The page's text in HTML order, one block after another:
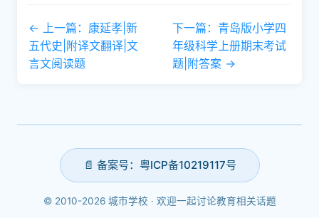
← 上一篇：康延孝|新
五代史|附译文翻译|文
言文阅读题
下一篇：青岛版小学四
年级科学上册期末考试
题|附答案 →
📄 备案号：粤ICP备10219117号
© 2010-2026 城市学校 · 欢迎一起讨论教育相关话题